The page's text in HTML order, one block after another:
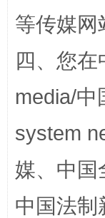
国家大学
等传媒网
四、您
media/中
system
媒、中国
中国法制